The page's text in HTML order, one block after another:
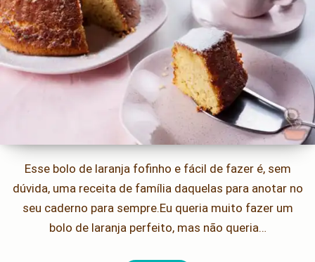
Esse bolo de laranja fofinho e fácil de fazer é, sem
dúvida, uma receita de família daquelas para anotar no
seu caderno para sempre.Eu queria muito fazer um
bolo de laranja perfeito, mas não queria…